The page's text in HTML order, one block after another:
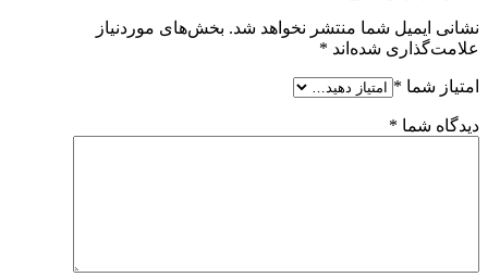
نشانی ایمیل شما منتشر نخواهد شد. بخش‌های موردنیاز
علامت‌گذاری شده‌اند *
امتیاز شما *
دیدگاه شما *